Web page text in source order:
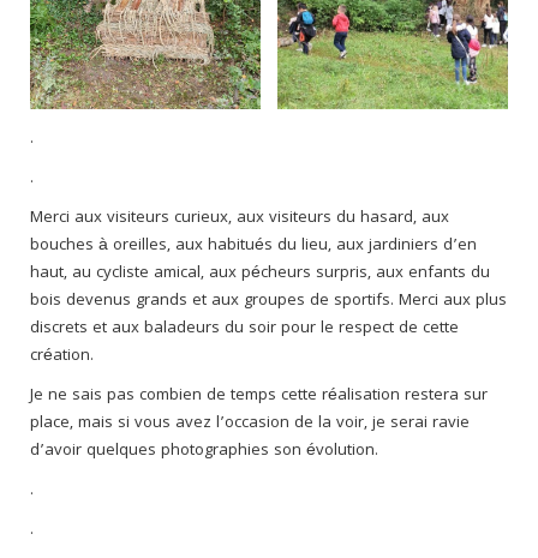
.
.
Merci aux visiteurs curieux, aux visiteurs du hasard, aux
bouches à oreilles, aux habitués du lieu, aux jardiniers d’en
haut, au cycliste amical, aux pécheurs surpris, aux enfants du
bois devenus grands et aux groupes de sportifs. Merci aux plus
discrets et aux baladeurs du soir pour le respect de cette
création.
Je ne sais pas combien de temps cette réalisation restera sur
place, mais si vous avez l’occasion de la voir, je serai ravie
d’avoir quelques photographies son évolution.
.
.